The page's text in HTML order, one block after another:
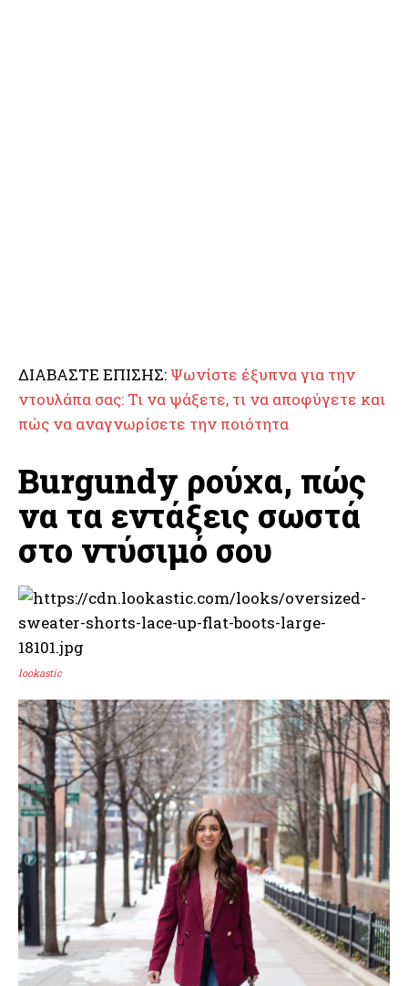
ΔΙΑΒΑΣΤΕ ΕΠΙΣΗΣ:Ψωνίστε έξυπνα για την
ντουλάπα σας: Τι να ψάξετε, τι να αποφύγετε και
πώς να αναγνωρίσετε την ποιότητα
Burgundy ρούχα, πώς
να τα εντάξεις σωστά
στο ντύσιμό σου
lookastic